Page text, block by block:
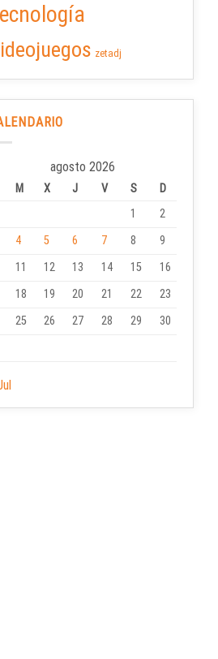
zetadj
agosto 2026
M X J V S
D
1
2
4 5 6 7 8
9
11 12 13 14 15
16
18 19 20 21 22
23
25 26 27 28 29
30